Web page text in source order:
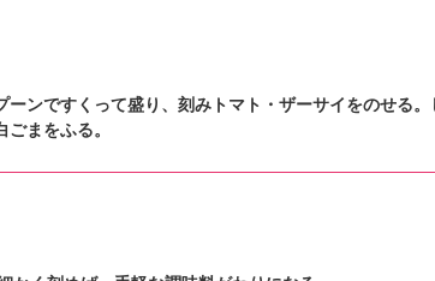
ーンですくって盛り、刻みトマト・ザーサイをのせる。
まをふる。